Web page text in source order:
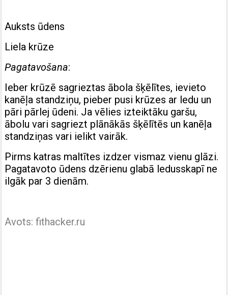
Auksts ūdens
Liela krūze
Pagatavošana:
Ieber krūzē sagrieztas ābola šķēlītes, ievieto
kanēļa standziņu, pieber pusi krūzes ar ledu un
pāri pārlej ūdeni. Ja vēlies izteiktāku garšu,
ābolu vari sagriezt plānākās šķēlītēs un kanēļa
standziņas vari ielikt vairāk.
Pirms katras maltītes izdzer vismaz vienu glāzi.
Pagatavoto ūdens dzērienu glabā ledusskapī ne
ilgāk par 3 dienām.
Avots: fithacker.ru